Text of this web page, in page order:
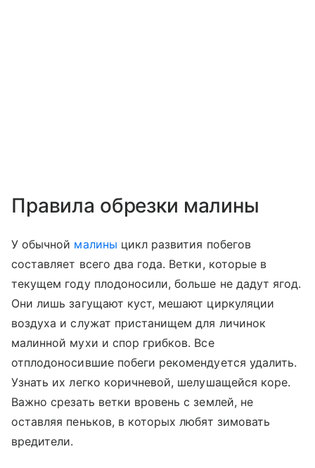
Правила обрезки малины
У обычной малины цикл развития побегов
составляет всего два года. Ветки, которые в
текущем году плодоносили, больше не дадут ягод.
Они лишь загущают куст, мешают циркуляции
воздуха и служат пристанищем для личинок
малинной мухи и спор грибков. Все
отплодоносившие побеги рекомендуется удалить.
Узнать их легко коричневой, шелушащейся коре.
Важно срезать ветки вровень с землей, не
оставляя пеньков, в которых любят зимовать
вредители.